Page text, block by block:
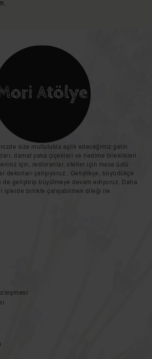
size mutlulukla eşlik edeceğimiz gelin
damat yaka çiçekleri ve nedime bileklikleri
için, restoranlar, oteller için masa üstü
dekorları çalışıyoruz.. Geliştikçe, büyüdükçe
de geliştirip büyütmeye devam ediyoruz. Daha
işlerde birlikte çalışabilmek dileği ile.